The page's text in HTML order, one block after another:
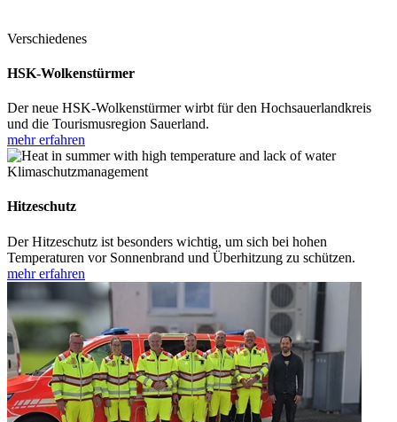
Verschiedenes
HSK-Wolkenstürmer
Der neue HSK-Wolkenstürmer wirbt für den Hochsauerlandkreis
und die Tourismusregion Sauerland.
mehr erfahren
Klimaschutzmanagement
Hitzeschutz
Der Hitzeschutz ist besonders wichtig, um sich bei hohen
Temperaturen vor Sonnenbrand und Überhitzung zu schützen.
mehr erfahren